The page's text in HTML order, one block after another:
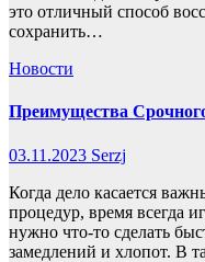
это отличный способ
сохранить…
Новости
Преимущества
03.11.2023 Serzj
Когда дело касается
процедур, время всегда
нужно что-то сделать
замедлений и хлопот. В